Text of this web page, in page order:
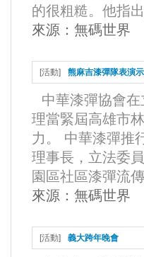
的很粗糙。他指出
來源： 無碼世界
[活動] 熊麻吉漆彈隊表演
中華漆彈協會
理當緊屆高雄市
力。 中華漆彈推
理事長，立法委
園區社區漆彈流
來源： 無碼世界
[活動] 義大跨年晚會